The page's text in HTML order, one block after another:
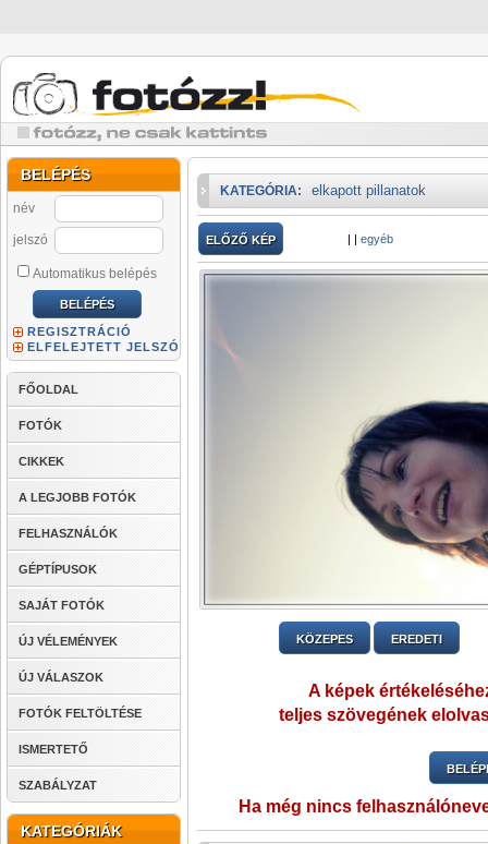
BELÉPÉS
név
jelszó
Automatikus belépés
REGISZTRÁCIÓ
ELFELEJTETT JELSZÓ
FŐOLDAL
FOTÓK
CIKKEK
A LEGJOBB FOTÓK
FELHASZNÁLÓK
GÉPTÍPUSOK
SAJÁT FOTÓK
ÚJ VÉLEMÉNYEK
ÚJ VÁLASZOK
FOTÓK FELTÖLTÉSE
ISMERTETŐ
SZABÁLYZAT
KATEGÓRIÁK
KATEGÓRIA: elkapott pillanatok
ELŐZŐ KÉP | | egyéb
KÖZEPES EREDETI
A képek
teljes szövegének
Ha még nincs